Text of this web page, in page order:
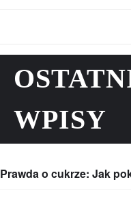
WPISY
Prawda o cukrze: Jak